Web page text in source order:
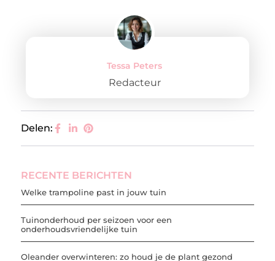
Tessa Peters
Redacteur
Delen:
RECENTE BERICHTEN
Welke trampoline past in jouw tuin
Tuinonderhoud per seizoen voor een
onderhoudsvriendelijke tuin
Oleander overwinteren: zo houd je de plant gezond